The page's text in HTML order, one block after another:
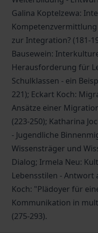
Galina Koptelzewa:
zur Integration? (181-
Bausewein:
Herausforderung für
Schulklassen - ein
221); Eckart Koch:
Ansätze einer
(223-250); Katharina
- Jugendliche
Wissensträger und
Dialog; Irmela Neu:
Lebensstilen - Antwort
Koch: "Plädoyer für
Kommunikation in
(275-293).